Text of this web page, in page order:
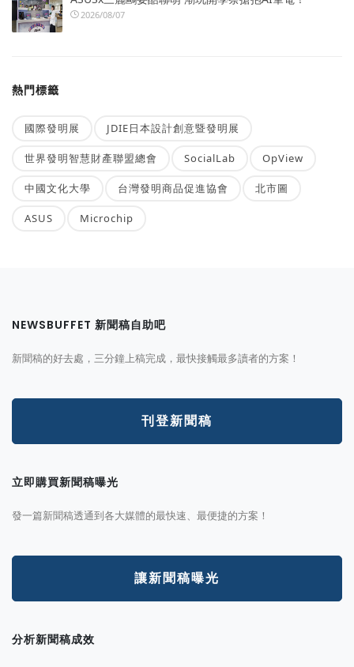
2026/08/07
熱門標籤
國際發明展 JDIE日本設計創意暨發明展
世界發明智慧財產聯盟總會 SocialLab OpView
中國文化大學 台灣發明商品促進協會 北市圖
ASUS Microchip
NEWSBUFFET 新聞稿自助吧
新聞稿的好去處，三分鐘上稿完成，最快接觸最多讀者的方案！
刊登新聞稿
立即購買新聞稿曝光
發一篇新聞稿透通到各大媒體的最快速、最便捷的方案！
讓新聞稿曝光
分析新聞稿成效